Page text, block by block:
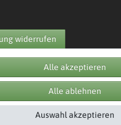
widerrufen
Alle akzeptieren
Alle ablehnen
Auswahl akzeptieren